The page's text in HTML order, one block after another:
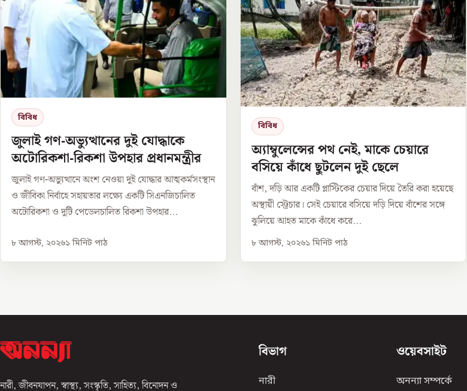
বিবিধ
জুলাই গণ-অভ্যুত্থানের দুই যোদ্ধাকে
অটোরিকশা-রিকশা উপহার প্রধানমন্ত্রীর
জুলাই গণ-অভ্যুত্থানে অংশ নেওয়া দুই যোদ্ধার আত্মকর্মসংস্থান
ও জীবিকা নির্বাহে সহায়তার লক্ষ্যে একটি সিএনজিচালিত
অটোরিকশা ও দুটি পেডেলচালিত রিকশা উপহার...
৮ আগস্ট, ২০২৬১ মিনিট পাঠ
বিবিধ
অ্যাম্বুলেন্সের পথ নেই, মাকে চেয়ারে
বসিয়ে কাঁধে ছুটলেন দুই ছেলে
বাঁশ, দড়ি আর একটি প্লাস্টিকের চেয়ার দিয়ে তৈরি করা হয়েছে
অস্থায়ী স্ট্রেচার। সেই চেয়ারে বসিয়ে দড়ি দিয়ে বাঁশের সঙ্গে
ঝুলিয়ে আহত মাকে কাঁধে করে...
৮ আগস্ট, ২০২৬১ মিনিট পাঠ
নারী, জীবনযাপন, স্বাস্থ্য, সংস্কৃতি, সাহিত্য, বিনোদন ও
বিভাগ
নারী
ওয়েবসাইট
অনন্যা সম্পর্কে